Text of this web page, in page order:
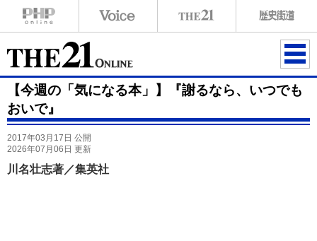
ME
NU
【今週の「気になる本」】『謝るなら、いつでも
おいで』
2017年03月17日 公開
2026年07月06日 更新
川名壮志著／集英社